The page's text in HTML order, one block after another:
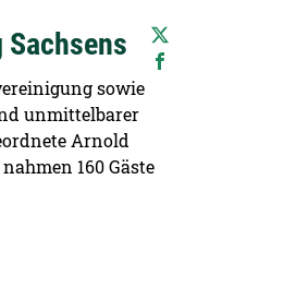
sowie
unmittelbarer
Arnold
160 Gäste